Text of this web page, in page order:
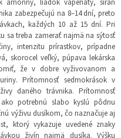
zabezpečujú na 8–14 dní, preto
každých 10 až 15 dní. Pri
sa treba zamerať najmä na sýtosť
intenzitu prírastkov, prípadne
skorocel veľký, púpava lekárska
že v dobre vyživovanom a
Prítomnosť sedmokrások v
daného trávnika. Prítomnosť
potrebnú slabo kyslú pôdnu
výživu dusíkom, čo naznačuje aj
ktorý vykazuje uvedené znaky
živín najmä dusíka. Výšku